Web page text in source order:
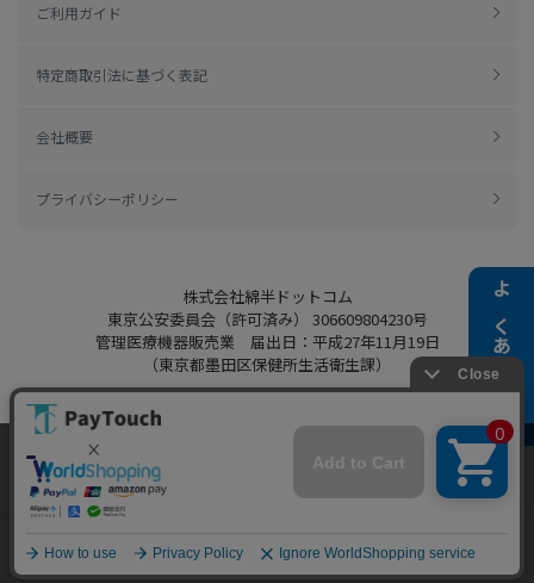
よくある質問
ご利用ガイド
特定商取引法に基づく表記
会社概要
プライバシーポリシー
株式会社綿半ドットコム
東京公安委員会（許可済み） 306609804230号
管理医療機器販売業 届出日：平成27年11月19日
（東京都墨田区保健所生活衛生課）
Copyright 2022
Powered by Watahan Partners Co., Ltd.
当ウェブサイトでは、お客様により良いサービス
をご提供するため、クッキーを利用しています。
サイト利用を継続することにより、クッキーの使
細はこちら」をご覧ください。
同意する